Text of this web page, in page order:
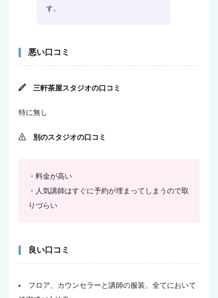
す。
悪い口コミ
三軒茶屋スタジオの口コミ
特に無し
別のスタジオの口コミ
・料金が高い
・人気講師はすぐに予約が埋まってしまうので取
りづらい
良い口コミ
フロア、カウンセラーと講師の服装、全てにおいて